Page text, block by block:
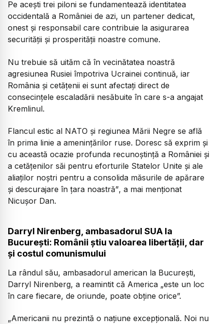
Pe acești trei piloni se fundamentează identitatea
occidentală a României de azi, un partener dedicat,
onest și responsabil care contribuie la asigurarea
securității și prosperității noastre comune.
Nu trebuie să uităm că în vecinătatea noastră
agresiunea Rusiei împotriva Ucrainei continuă, iar
România și cetățenii ei sunt afectați direct de
consecințele escaladării nesăbuite în care s-a angajat
Kremlinul.
Flancul estic al NATO și regiunea Mării Negre se află
în prima linie a amenințărilor ruse. Doresc să exprim și
cu această ocazie profunda recunoștință a României și
a cetățenilor săi pentru eforturile Statelor Unite și ale
aliaților noștri pentru a consolida măsurile de apărare
și descurajare în țara noastră”, a mai menționat
Nicușor Dan.
Darryl Nirenberg, ambasadorul SUA la
București: Românii știu valoarea libertății, dar
și costul comunismului
La rândul său, ambasadorul american la București,
Darryl Nirenberg, a reamintit că America „este un loc
în care fiecare, de oriunde, poate obține orice”.
„Americanii nu prezintă o națiune excepțională. Noi nu